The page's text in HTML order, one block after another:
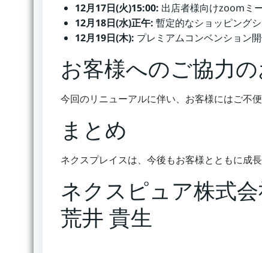
12月17日(火)15:00: 出店者様向けzoomミ
12月18日(水)正午: 暫定的なショッピング
12月19日(木): プレミアムコンベンション
お客様へのご協力
今回のリニューアルに伴い、お客様にはご不
まとめ
ネクスプレイスは、今後もお客様とともに成
ネクスピュア株式
荒井 貴生